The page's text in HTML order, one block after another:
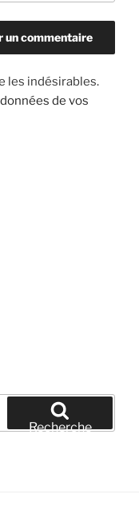
les indésirables.
de vos
Recherche